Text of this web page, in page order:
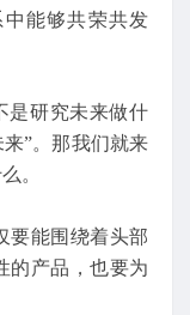
能够共荣共发
是研究未来做什
”。那我们就来
。
要能围绕着头部
的产品，也要为